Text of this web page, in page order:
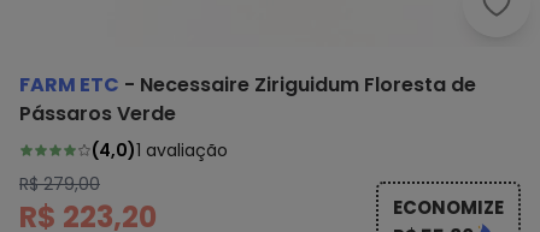
FARM ETC - Necessaire Ziriguidum Floresta de
Pássaros Verde
(4,0)1 avaliação
R$ 279,00
R$ 223,20
ECONOMIZE